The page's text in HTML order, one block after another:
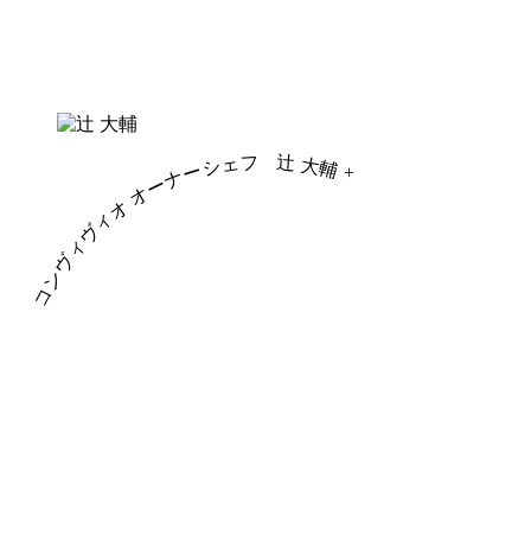
コンヴィヴィオ オーナーシェフ 辻 大輔 +